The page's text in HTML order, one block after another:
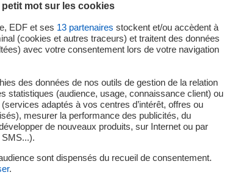
L'équipe
Serge Mouange
Directeur du développement
petit mot sur les cookies
EDF et ses 13 partenaires stockent et/ou accèdent à
(cookies et autres traceurs) et traitent des données
avec votre consentement lors de votre navigation
des données de nos outils de gestion de la relation
statistiques (audience, usage, connaissance client) ou
adaptés à vos centres d’intérêt, offres ou
mesurer la performance des publicités, du
de nouveaux produits, sur Internet ou par
sont dispensés du recueil de consentement.
.